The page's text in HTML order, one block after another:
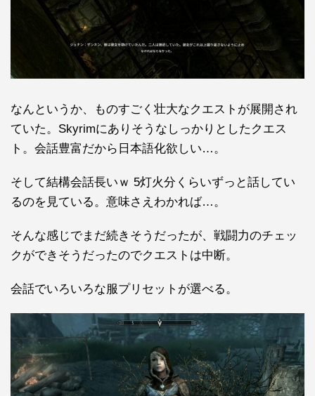
なんというか、ものすごく壮大なクエストが展開され
ていた。Skyrimにありそうなしっかりとしたクエス
ト。会話豊富だから日本語化欲しい…。
そして結構会話長いｗ 5灯火分くらいずっと話してい
るのを見ている。意味さえわかれば…。
そんな感じでまだ続きそうだったが、戦闘力のチェッ
クができそうだったのでクエストは中断。
会話でいろいろな服プリセットが選べる。